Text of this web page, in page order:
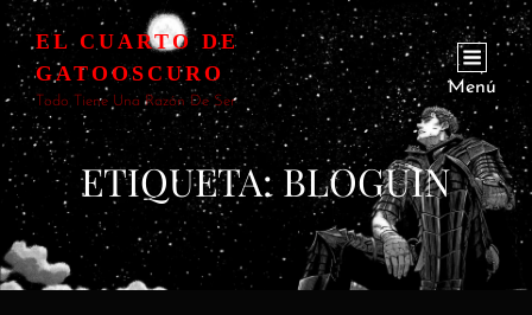
EL CUARTO DE
GATOOSCURO
Todo Tiene Una Razón De Ser
Menú
ETIQUETA: BLOGUIN